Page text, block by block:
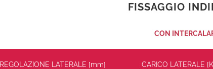
FISSAGGIO
CON
REGOLAZIONE LATERALE [mm] CARICO LATERALE